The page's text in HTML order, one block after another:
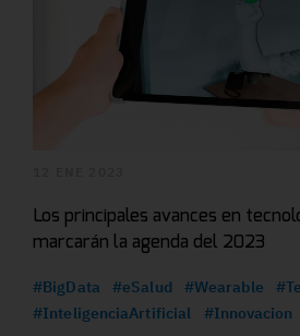
Los principales avances en
marcarán la agenda del 2023
#BigData #eSalud #Wearable
#InteligenciaArtificial
#Innovacion